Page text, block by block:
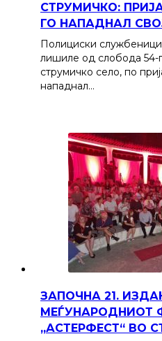
СТРУМИЧКО:
ГО НАПАДНАЛ
Полициски
лишиле од слобода
струмичко село, по
нападнал…
ЗАПОЧНА 21.
МЕЃУНАРОДНИОТ
„АСТЕРФЕСТ“ ВО